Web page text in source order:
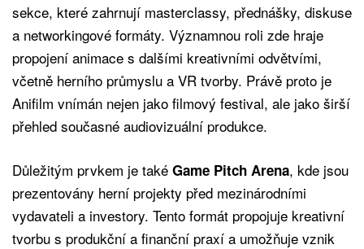
sekce, které zahrnují masterclassy, přednášky, diskuse
a networkingové formáty. Významnou roli zde hraje
propojení animace s dalšími kreativními odvětvími,
včetně herního průmyslu a VR tvorby. Právě proto je
Anifilm vnímán nejen jako filmový festival, ale jako širší
přehled současné audiovizuální produkce.
Důležitým prvkem je také Game Pitch Arena, kde jsou
prezentovány herní projekty před mezinárodními
vydavateli a investory. Tento formát propojuje kreativní
tvorbu s produkční a finanční praxí a umožňuje vznik